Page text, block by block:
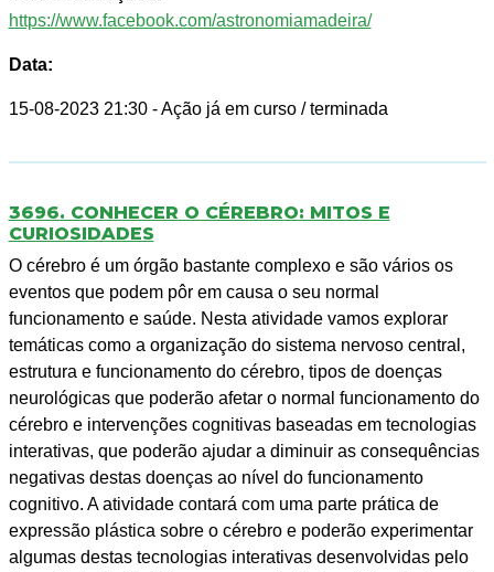
https://www.facebook.com/astronomiamadeira/
Data:
15-08-2023 21:30 - Ação já em curso / terminada
3696. CONHECER O CÉREBRO: MITOS E
CURIOSIDADES
O cérebro é um órgão bastante complexo e são vários os
eventos que podem pôr em causa o seu normal
funcionamento e saúde. Nesta atividade vamos explorar
temáticas como a organização do sistema nervoso central,
estrutura e funcionamento do cérebro, tipos de doenças
neurológicas que poderão afetar o normal funcionamento do
cérebro e intervenções cognitivas baseadas em tecnologias
interativas, que poderão ajudar a diminuir as consequências
negativas destas doenças ao nível do funcionamento
cognitivo. A atividade contará com uma parte prática de
expressão plástica sobre o cérebro e poderão experimentar
algumas destas tecnologias interativas desenvolvidas pelo